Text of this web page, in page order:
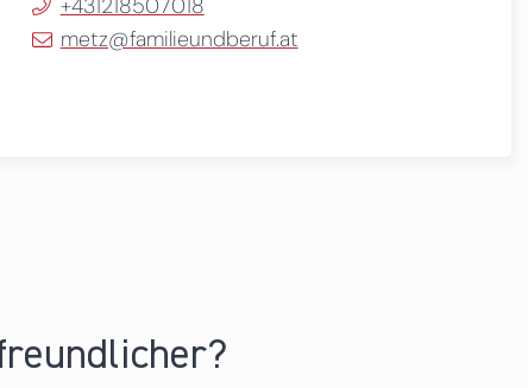
+431218507018
metz@familieundberuf.at